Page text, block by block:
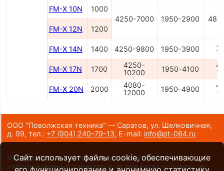
FM-X 10N
1000
4250-7000
1950-2900
FM-X 12N
1200
FM-X 14N 1400 4250-9800 1950-3900
FM-X 17N
1700
4250-
10200
1950-4100
FM-X 20N
2000
4080-
12000
1950-4900
ООО "Поволжская техника" — Саратов, ул. Шелковичная,
д. 99,тел.: +7 (904) 240-79-13, E-mail: info@pt-064.ru
Информация на сайте носит исключительно
информационный характер и ни при каких условиях не
Сайт использует файлы cookie, обеспечивающие